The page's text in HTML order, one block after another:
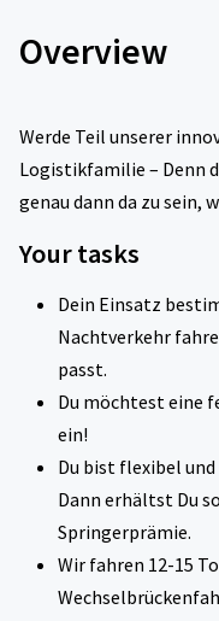
Overview
Werde Teil unserer
Logistikfamilie – Denn
genau dann da zu sein,
Your tasks
Dein Einsatz
Nachtverkehr
passt.
Du möchtest eine
ein!
Du bist flexibel
Dann erhältst Du
Springerprämie.
Wir fahren 12-15